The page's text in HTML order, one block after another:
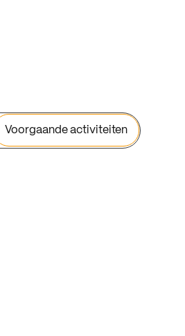
Voorgaande activiteiten